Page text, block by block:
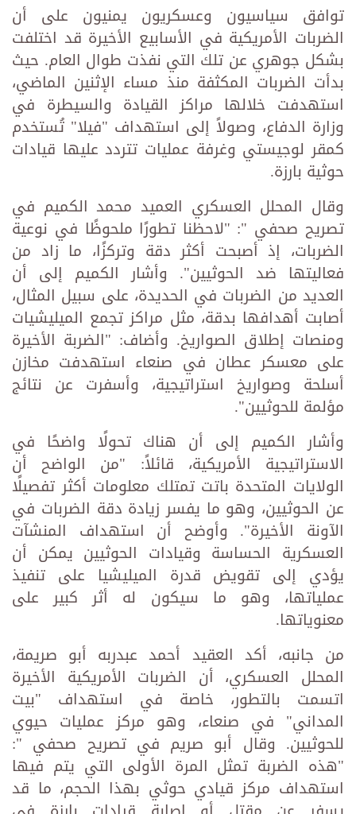
توافق سياسيون وعسكريون يمنيون على أن
الضربات الأمريكية في الأسابيع الأخيرة قد اختلفت
بشكل جوهري عن تلك التي نفذت طوال العام. حيث
بدأت الضربات المكثفة منذ مساء الإثنين الماضي،
استهدفت خلالها مراكز القيادة والسيطرة في
وزارة الدفاع، وصولاً إلى استهداف "فيلا" تُستخدم
كمقر لوجيستي وغرفة عمليات تتردد عليها قيادات
حوثية بارزة.
وقال المحلل العسكري العميد محمد الكميم في
تصريح صحفي ": "لاحظنا تطورًا ملحوظًا في نوعية
الضربات، إذ أصبحت أكثر دقة وتركزًا، ما زاد من
فعاليتها ضد الحوثيين". وأشار الكميم إلى أن
العديد من الضربات في الحديدة، على سبيل المثال،
أصابت أهدافها بدقة، مثل مراكز تجمع الميليشيات
ومنصات إطلاق الصواريخ. وأضاف: "الضربة الأخيرة
على معسكر عطان في صنعاء استهدفت مخازن
أسلحة وصواريخ استراتيجية، وأسفرت عن نتائج
مؤلمة للحوثيين".
وأشار الكميم إلى أن هناك تحولًا واضحًا في
الاستراتيجية الأمريكية، قائلاً: "من الواضح أن
الولايات المتحدة باتت تمتلك معلومات أكثر تفصيلًا
عن الحوثيين، وهو ما يفسر زيادة دقة الضربات في
الآونة الأخيرة". وأوضح أن استهداف المنشآت
العسكرية الحساسة وقيادات الحوثيين يمكن أن
يؤدي إلى تقويض قدرة الميليشيا على تنفيذ
عملياتها، وهو ما سيكون له أثر كبير على
معنوياتها.
من جانبه، أكد العقيد أحمد عبدربه أبو صريمة،
المحلل العسكري، أن الضربات الأمريكية الأخيرة
اتسمت بالتطور، خاصة في استهداف "بيت
المداني" في صنعاء، وهو مركز عمليات حيوي
للحوثيين. وقال أبو صريم في تصريح صحفي ":
"هذه الضربة تمثل المرة الأولى التي يتم فيها
استهداف مركز قيادي حوثي بهذا الحجم، ما قد